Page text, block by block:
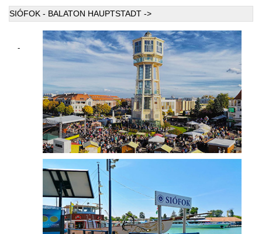
SIÓFOK - BALATON HAUPTSTADT ->
-